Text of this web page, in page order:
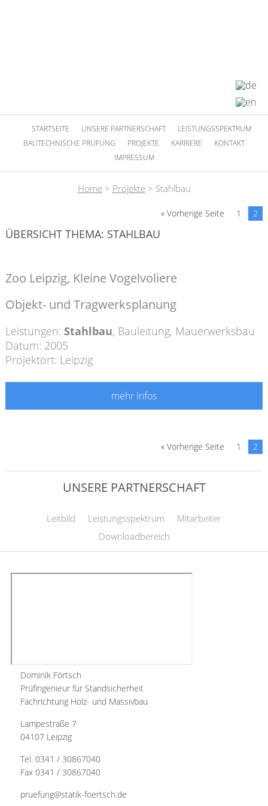
STARTSEITE UNSERE PARTNERSCHAFT
LEISTUNGSSPEKTRUM
BAUTECHNISCHE PRÜFUNG
PROJEKTE KARRIERE
KONTAKT
IMPRESSUM
Home> Projekte> Stahlbau
« Vorherige Seite 1 2
ÜBERSICHT THEMA: STAHLBAU
Zoo Leipzig, Kleine Vogelvoliere
Objekt- und Tragwerksplanung
Leistungen: Stahlbau, Bauleitung, Mauerwerksbau
Datum: 2005
Projektort: Leipzig
mehr Infos
« Vorherige Seite 1 2
UNSERE PARTNERSCHAFT
Leitbild Leistungsspektrum
Mitarbeiter
Downloadbereich
Dominik Förtsch
Prüfingenieur für Standsicherheit
Fachrichtung Holz- und Massivbau
Lampestraße 7
04107 Leipzig
Tel. 0341 / 30867040
Fax 0341 / 30867040
pruefung@statik-foertsch.de